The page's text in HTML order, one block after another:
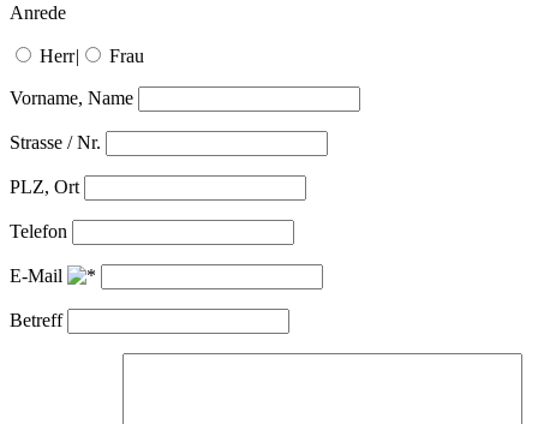
Anrede
Herr| Frau
Vorname, Name
Strasse / Nr.
PLZ, Ort
Telefon
E-Mail
Betreff